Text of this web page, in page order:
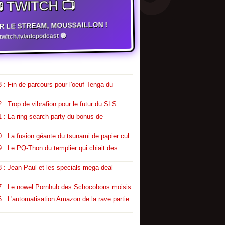
TWITCH 📺
LE STREAM, MOUSSAILLON !
adcpodcast 🟣
: Fin de parcours pour l'oeuf Tenga du
: Trop de vibrafion pour le futur du SLS
: La ring search party du bonus de
: La fusion géante du tsunami de papier cul
: Le PQ-Thon du templier qui chiait des
: Jean-Paul et les specials mega-deal
: Le nowel Pornhub des Schocobons moisis
: L'automatisation Amazon de la rave partie